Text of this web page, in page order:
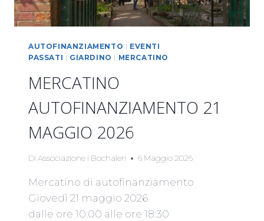
AUTOFINANZIAMENTO | EVENTI
PASSATI | GIARDINO | MERCATINO
MERCATINO
AUTOFINANZIAMENTO 21
MAGGIO 2026
Di Associazione I Bochaleri 6 Maggio 2026
Mercatino di autofinanziamento
Giovedì 21 maggio 2026
dalle ore 10:00 alle ore 18:30